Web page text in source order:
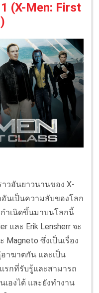
(X-Men: First
าวอันยาวนานของ X-
อันเป็นความลับของโลก
ำเนิดขึ้นมาบนโลกนี้
และ Erik Lensherr จะ
Magneto ซึ่งเป็นเรื่อง
าฆาตกัน และเป็น
รกที่รับรู้และสามารถ
องได้ และยังทำงาน